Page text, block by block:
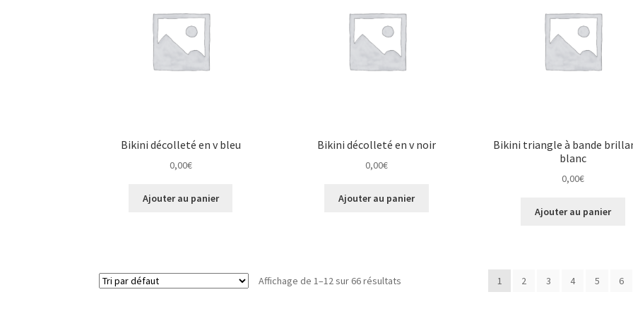
Bikini décolleté en v bleu
0,00€
Ajouter au panier
Bikini décolleté en v noir
0,00€
Ajouter au panier
Bikini triangle à bande
blanc
0,00€
Ajouter au panier
Affichage de 1–12 sur 66 résultats 1 2 3 4 5 6